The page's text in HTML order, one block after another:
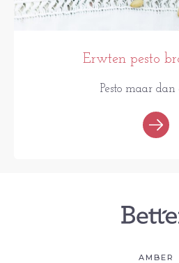
Erwten pesto
Pesto maar dan
AMBER